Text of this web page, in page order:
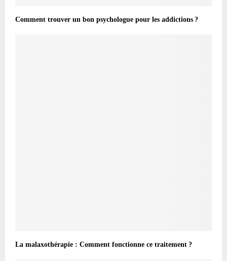
Comment trouver un bon psychologue pour les addictions ?
La malaxothérapie : Comment fonctionne ce traitement ?